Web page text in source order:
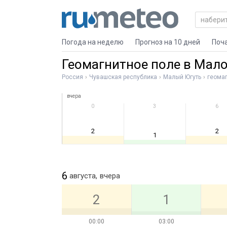
Погода на неделю Прогноз на 10 дней
Геомагнитное поле в
Россия Чувашская республика Малый Югуть
вчера
0
2
3
1
6
2
6 августа, вчера
00:00
2
03:00
1